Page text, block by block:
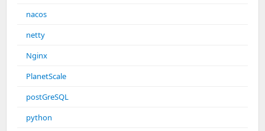
nacos
netty
Nginx
PlanetScale
postGreSQL
python